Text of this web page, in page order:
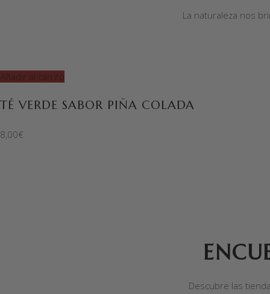
La naturaleza nos
Añadir al carrito
TÉ VERDE SABOR PIÑA COLADA
8,00€
Descubre las